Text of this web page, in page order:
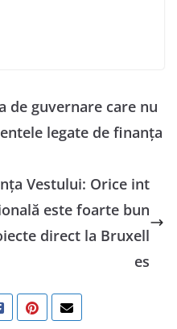
de guvernare care nu
legate de finanța
Vestului: Orice int
este foarte bun
direct la Bruxell
es